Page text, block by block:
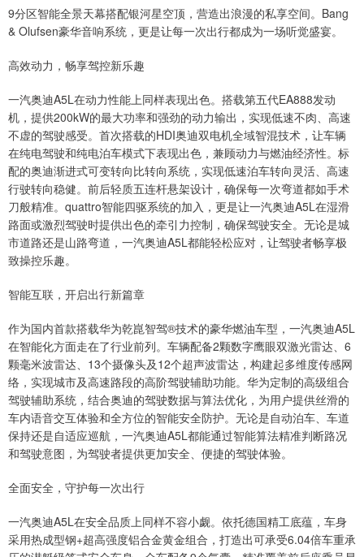
9分区智能全景天幕搭配银河星空顶，营造出浪漫的私享空间。Bang
& Olufsen豪华音响系统，更是让每一次出行都成为一场听觉盛宴。
高效动力，畅享驾控新乐趣
一汽奥迪A5L在动力性能上同样表现出色。搭载第五代EA888发动
机，提供200kW的最大功率和强劲的动力输出，实现低速不肉、高速
不虚的驾驶感受。首次搭载的HDI奥迪双电机全域智混技术，让车辆
在纯电驾驶和纯电泊车模式下表现出色，兼顾动力与燃油经济性。标
配的奥迪渐进式可变转向比转向系统，实现低速泊车转向灵活、高速
行驶转向稳健。前后轻质五连杆悬架设计，确保每一次弯道都如手术
刀般精准。quattro智能四驱系统的加入，更是让一汽奥迪A5L在湿滑
路面或激烈驾驶时提供出色的牵引力控制，确保驾驶安全。无论是城
市道路还是山路弯道，一汽奥迪A5L都能轻松应对，让驾驶者畅享极
致操控乐趣。
智能互联，开启出行新篇章
作为国内首款搭载华为乾崑智驾®技术的豪华燃油车型，一汽奥迪A5L
在智能化方面走在了行业前列。车辆配备2颗数字鹰眼双激光雷达、6
颗毫米波雷达、13个摄像头及12个超声波雷达，构建起多维度传感网
络，实现城市及高速路段的高阶驾驶辅助功能。华为定制的高级组合
驾驶辅助系统，结合奥迪的驾驶数据与算法优化，为用户提供丝滑的
车内语音交互体验和全方位的智能安全防护。无论是自动泊车、车道
保持还是自适应巡航，一汽奥迪A5L都能通过智能算法精准判断路况
和驾驶意图，为驾驶者提供更加安全、便捷的驾驶体验。
全面安全，守护每一次出行
一汽奥迪A5L在安全品质上同样不容小觑。依托德国精工底蕴，车身
采用热成型钢+超高强度铝合金黄金组合，打造出可承受6.04倍车重承